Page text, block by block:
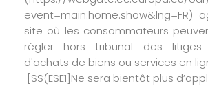
event=main.home.show&lng=FR)
site où les consommateurs
régler hors tribunal des litiges
d'achats de biens ou services en
[SS(ESE1]Ne sera bientôt plus